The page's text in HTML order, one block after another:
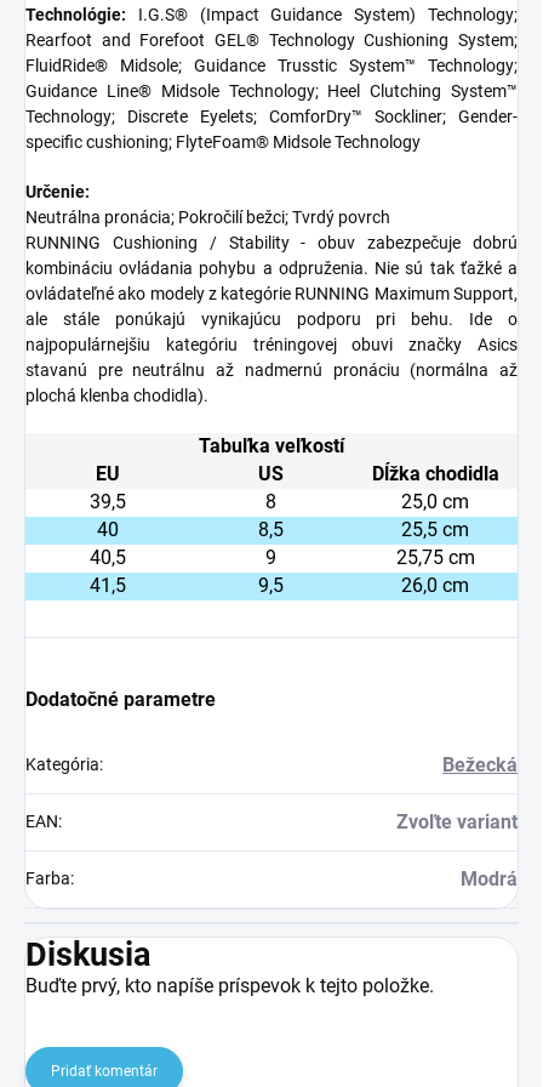
Technológie: I.G.S® (Impact Guidance System) Technology;
Rearfoot and Forefoot GEL® Technology Cushioning System;
FluidRide® Midsole; Guidance Trusstic System™ Technology;
Guidance Line® Midsole Technology; Heel Clutching System™
Technology; Discrete Eyelets; ComforDry™ Sockliner; Gender-
specific cushioning; FlyteFoam® Midsole Technology
Určenie:
Neutrálna pronácia; Pokročilí bežci; Tvrdý povrch
RUNNING Cushioning / Stability - obuv zabezpečuje dobrú
kombináciu ovládania pohybu a odpruženia. Nie sú tak ťažké a
ovládateľné ako modely z kategórie RUNNING Maximum Support,
ale stále ponúkajú vynikajúcu podporu pri behu. Ide o
najpopulárnejšiu kategóriu tréningovej obuvi značky Asics
stavanú pre neutrálnu až nadmernú pronáciu (normálna až
plochá klenba chodidla).
Tabuľka veľkostí
EU
US
Dĺžka chodidla
39,5
8
25,0 cm
40
8,5
25,5 cm
40,5
9
25,75 cm
41,5
9,5 26,0 cm
Dodatočné parametre
Kategória: Bežecká
EAN: Zvoľte variant
Farba: Modrá
Diskusia
Buďte prvý, kto napíše príspevok k tejto položke.
Pridať komentár